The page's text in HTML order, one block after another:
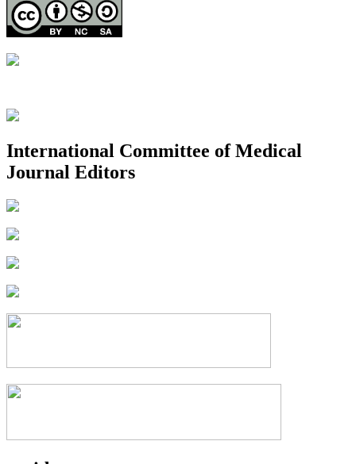
International Committee of Medical
Journal Editors